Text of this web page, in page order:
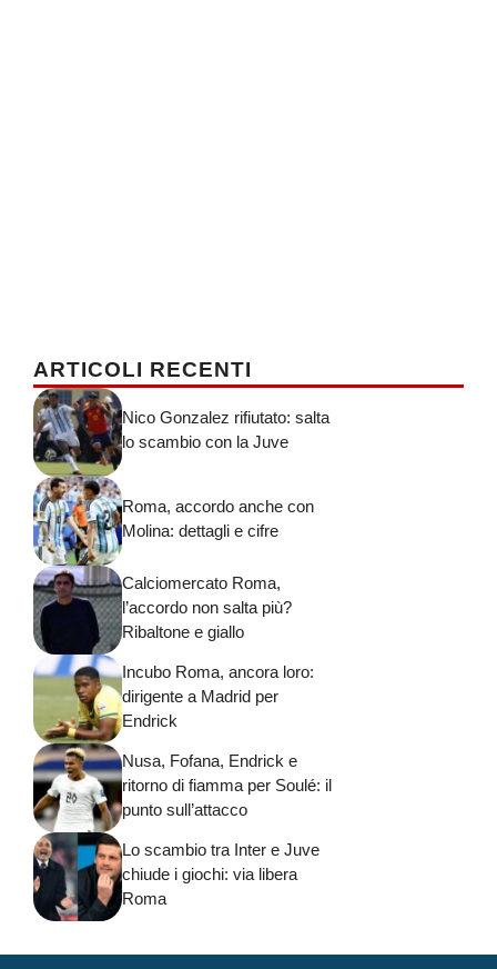
ARTICOLI RECENTI
Nico Gonzalez rifiutato: salta
lo scambio con la Juve
Roma, accordo anche con
Molina: dettagli e cifre
Calciomercato Roma,
l’accordo non salta più?
Ribaltone e giallo
Incubo Roma, ancora loro:
dirigente a Madrid per
Endrick
Nusa, Fofana, Endrick e
ritorno di fiamma per Soulé: il
punto sull’attacco
Lo scambio tra Inter e Juve
chiude i giochi: via libera
Roma